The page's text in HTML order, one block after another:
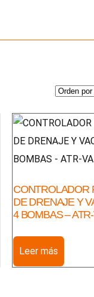
CONTROLADOR
DE DRENAJE Y
4 BOMBAS –
Leer más